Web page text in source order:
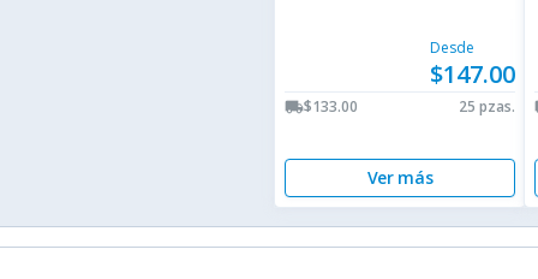
Desde
$147.00
local_shipping$133.00 25 pzas.
Ver más